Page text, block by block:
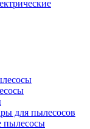
для пылесосов
пылесосы